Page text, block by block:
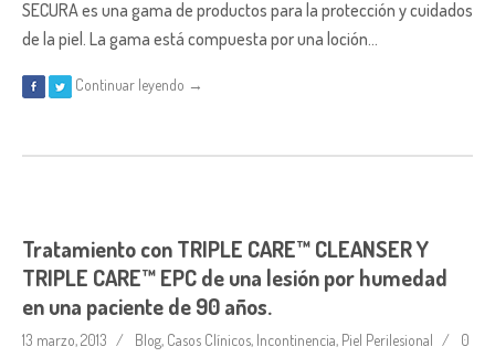
SECURA es una gama de productos para la protección y cuidados
de la piel. La gama está compuesta por una loción…
Continuar leyendo →
Tratamiento con TRIPLE CARE™ CLEANSER Y
TRIPLE CARE™ EPC de una lesión por humedad
en una paciente de 90 años.
13 marzo, 2013 Blog, Casos Clínicos, Incontinencia, Piel Perilesional
0